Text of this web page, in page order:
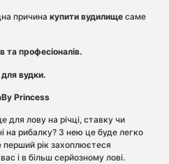
причина купити вудилище саме
та професіоналів.
вудки.
Princess
для лову на річці, ставку чи
на рибалку? З нею це буде легко
рік захоплюєтеся
і в більш серйозному лові.